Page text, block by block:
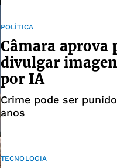
POLÍTICA
Câmara aprova
divulgar
por IA
Crime pode ser
anos
TECNOLOGIA